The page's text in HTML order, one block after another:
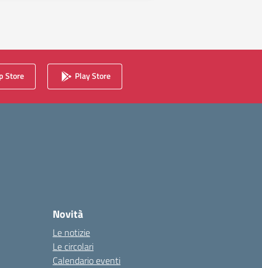
Store Play Store
Novità
Le notizie
Le circolari
Calendario eventi